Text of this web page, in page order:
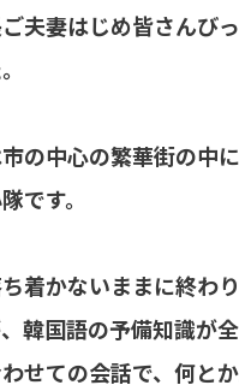
夫妻はじめ皆さんび
の中心の繁華街の中
です。
着かないままに終わ
韓国語の予備知識が
せての会話で、何と